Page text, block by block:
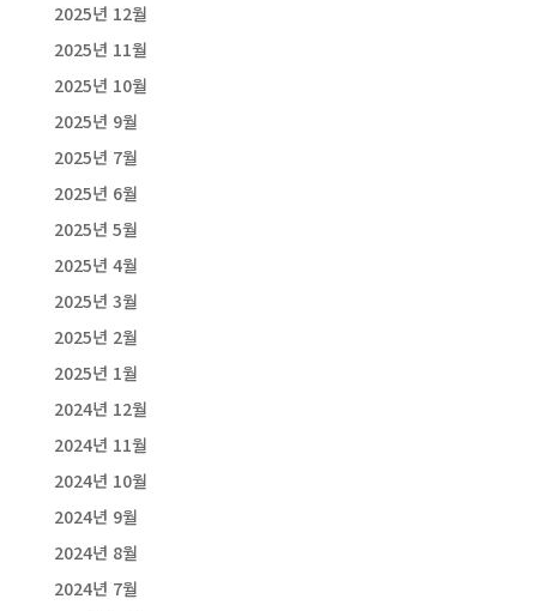
2025년 12월
2025년 11월
2025년 10월
2025년 9월
2025년 7월
2025년 6월
2025년 5월
2025년 4월
2025년 3월
2025년 2월
2025년 1월
2024년 12월
2024년 11월
2024년 10월
2024년 9월
2024년 8월
2024년 7월